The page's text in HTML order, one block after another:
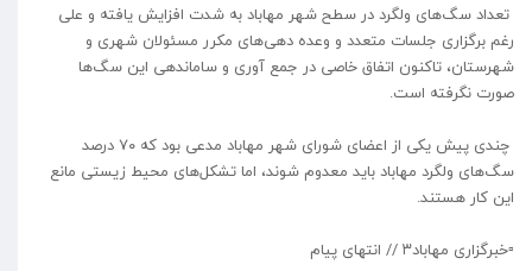
تعداد سگ‌های ولگرد در سطح شهر مهاباد به شدت افزایش یافته و علی
رغم برگزاری جلسات متعدد و وعده دهی‌های مکرر مسئولان شهری و
شهرستان، تاکنون اتفاق خاصی در جمع آوری و ساماندهی این سگ‌ها
صورت نگرفته است.
چندی پیش یکی از اعضای شورای شهر مهاباد مدعی بود که ۷۰ درصد
سگ‌های ولگرد مهاباد باید معدوم شوند، اما تشکل‌های محیط زیستی مانع
این کار هستند.